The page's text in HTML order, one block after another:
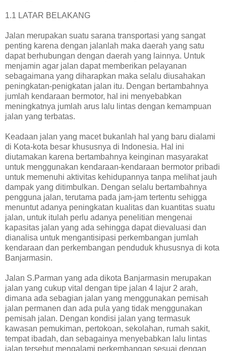
1.1 LATAR BELAKANG
Jalan merupakan suatu sarana transportasi yang sangat
penting karena dengan jalanlah maka daerah yang satu
dapat berhubungan dengan daerah yang lainnya. Untuk
menjamin agar jalan dapat memberikan pelayanan
sebagaimana yang diharapkan maka selalu diusahakan
peningkatan-penigkatan jalan itu. Dengan bertambahnya
jumlah kendaraan bermotor, hal ini menyebabkan
meningkatnya jumlah arus lalu lintas dengan kemampuan
jalan yang terbatas.
Keadaan jalan yang macet bukanlah hal yang baru dialami
di Kota-kota besar khususnya di Indonesia. Hal ini
diutamakan karena bertambahnya keinginan masyarakat
untuk menggunakan kendaraan-kendaraan bermotor pribadi
untuk memenuhi aktivitas kehidupannya tanpa melihat jauh
dampak yang ditimbulkan. Dengan selalu bertambahnya
pengguna jalan, terutama pada jam-jam tertentu sehigga
menuntut adanya peningkatan kualitas dan kuantitas suatu
jalan, untuk itulah perlu adanya penelitian mengenai
kapasitas jalan yang ada sehingga dapat dievaluasi dan
dianalisa untuk mengantisipasi perkembangan jumlah
kendaraan dan perkembangan penduduk khususnya di kota
Banjarmasin.
Jalan S.Parman yang ada dikota Banjarmasin merupakan
jalan yang cukup vital dengan tipe jalan 4 lajur 2 arah,
dimana ada sebagian jalan yang menggunakan pemisah
jalan permanen dan ada pula yang tidak menggunakan
pemisah jalan. Dengan kondisi jalan yang termasuk
kawasan pemukiman, pertokoan, sekolahan, rumah sakit,
tempat ibadah, dan sebagainya menyebabkan lalu lintas
jalan tersebut mengalami perkembangan sesuai dengan